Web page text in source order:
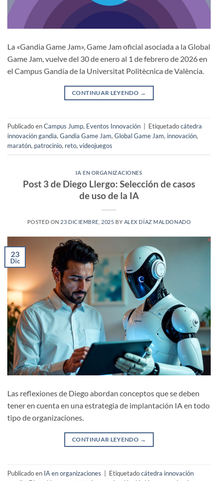
La «Gandia Game Jam», Game Jam oficial asociada a la Global
Game Jam, vuelve del 30 de enero al 1 de febrero de 2026 en
el Campus Gandía de la Universitat Politècnica de València.
CONTINUAR LEYENDO →
Publicado enCampus Jump, Eventos Innovación Etiquetadocátedra
innovación gandia,Gandia Game Jam,Global Game Jam, innovación,
maratón, patrocinio, reto,videojuegos
IA EN ORGANIZACIONES
Post 3 de Diego Llergo: Selección de casos
de uso de la IA
POSTED ON 23 DICIEMBRE, 2025 BY ALEX DÍAZ MALDONADO
23
Dic
Las reflexiones de Diego abordan conceptos que se deben
tener en cuenta en una estrategia de implantación IA en todo
tipo de organizaciones.
CONTINUAR LEYENDO →
Publicado en IA en organizaciones Etiquetadocátedra innovación